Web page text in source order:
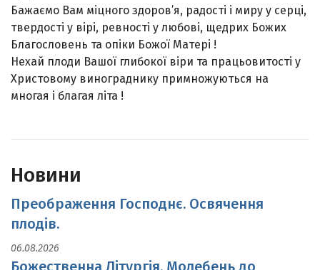
Бажаємо Вам міцного здоров’я, радості і миру у серці,
твердості у вірі, ревності у любові, щедрих Божих
Благословень та опіки Божої Матері !
Нехай плоди Вашої глибокої віри та працьовитості у
Христовому винограднику примножуються на
многая і благая літа !
Новини
Преображення Господнє. Освячення
плодів.
06.08.2026
Божественна Літургія, Молебень до